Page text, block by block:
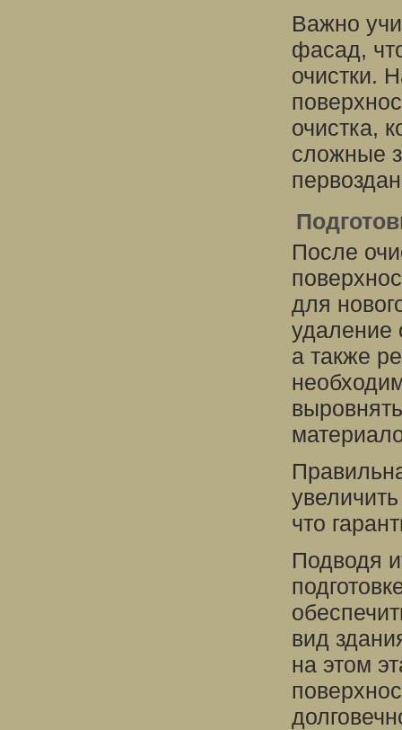
Важно
фасад,
очистки.
очистка,
сложные
После
для
удаление
а также
что
Подводя
вид
на этом